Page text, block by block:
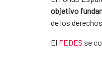
objetivo
de los
El FEDES se